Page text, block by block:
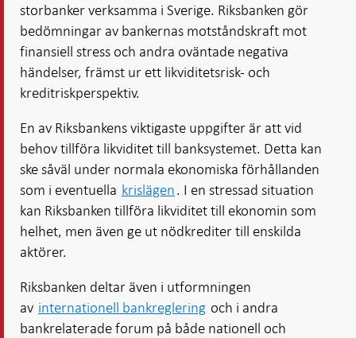
storbanker verksamma i Sverige. Riksbanken gör
bedömningar av bankernas motståndskraft mot
finansiell stress och andra oväntade negativa
händelser, främst ur ett likviditetsrisk- och
kreditriskperspektiv.
En av Riksbankens viktigaste uppgifter är att vid
behov tillföra likviditet till banksystemet. Detta kan
ske såväl under normala ekonomiska förhållanden
som i eventuella krislägen. I en stressad situation
kan Riksbanken tillföra likviditet till ekonomin som
helhet, men även ge ut nödkrediter till enskilda
aktörer.
Riksbanken deltar även i utformningen
av internationell bankreglering och i andra
bankrelaterade forum på både nationell och